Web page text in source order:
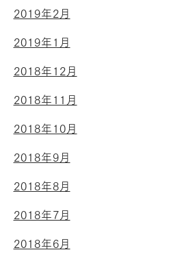
2019年2月
2019年1月
2018年12月
2018年11月
2018年10月
2018年9月
2018年8月
2018年7月
2018年6月